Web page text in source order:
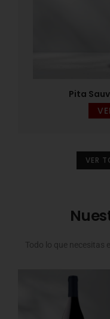
Pita
VER
Todo lo que necesitas